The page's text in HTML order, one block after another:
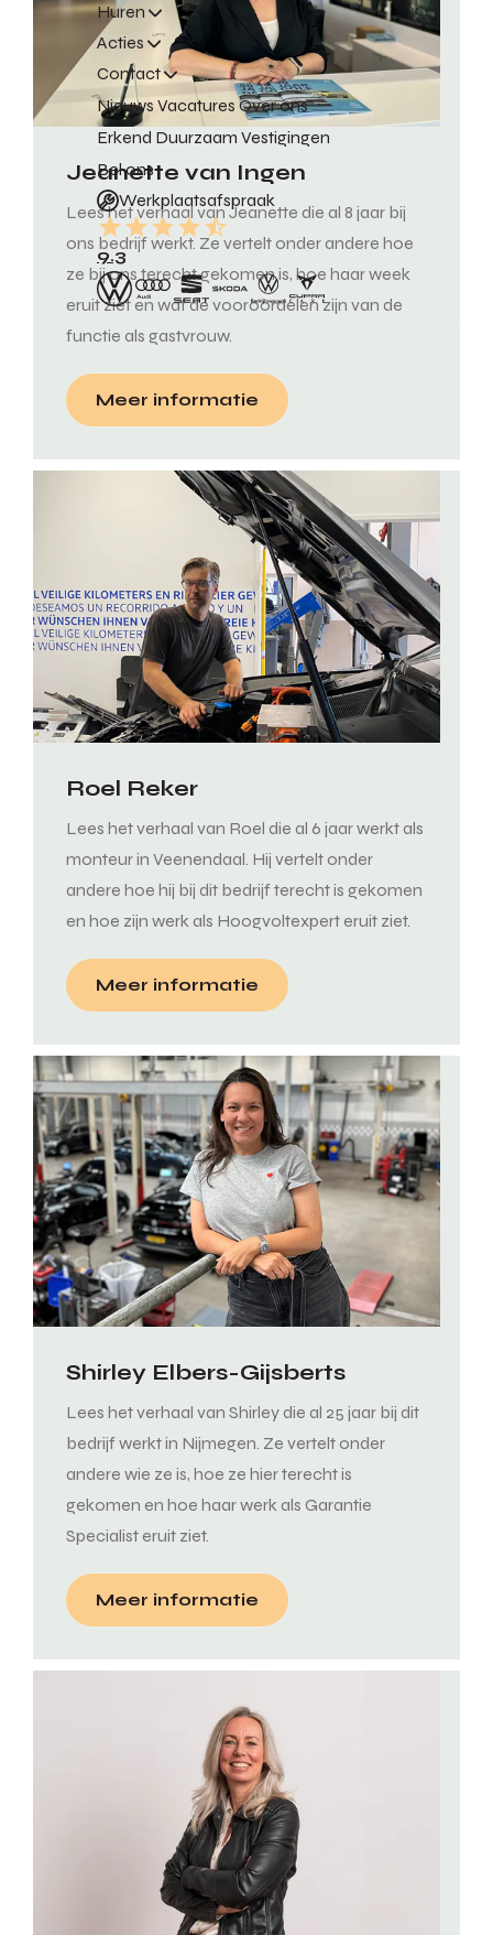
Huren
Acties
Contact
Nieuws Vacatures Over ons
Erkend Duurzaam Vestigingen
Bel ons
Werkplaatsafspraak
9.3
Jeanette van Ingen
Lees het verhaal van Jeanette die al 8 jaar bij
ons bedrijf werkt. Ze vertelt onder andere hoe
ze bij ons terecht gekomen is, hoe haar week
eruit ziet en wat de vooroordelen zijn van de
functie als gastvrouw.
Meer informatie
Roel Reker
Lees het verhaal van Roel die al 6 jaar werkt als
monteur in Veenendaal. Hij vertelt onder
andere hoe hij bij dit bedrijf terecht is gekomen
en hoe zijn werk als Hoogvoltexpert eruit ziet.
Meer informatie
Shirley Elbers-Gijsberts
Lees het verhaal van Shirley die al 25 jaar bij dit
bedrijf werkt in Nijmegen. Ze vertelt onder
andere wie ze is, hoe ze hier terecht is
gekomen en hoe haar werk als Garantie
Specialist eruit ziet.
Meer informatie